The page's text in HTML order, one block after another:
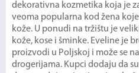
dekorativna kozmetika koja je
veoma popularna kod žena
kože. U ponudi na tržištu je
kože, kose i šminke. Eveline je
proizvodi u Poljskoj i može se
drogerijama. Kupci dodaju da